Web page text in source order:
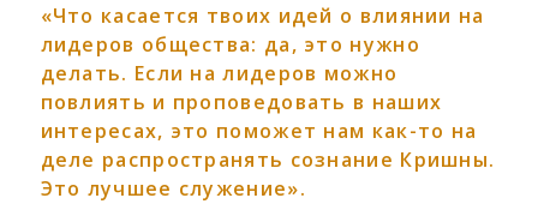
«Что касается твоих идей о влиянии на
лидеров общества: да, это нужно
делать. Если на лидеров можно
повлиять и проповедовать в наших
интересах, это поможет нам как-то на
деле распространять сознание Кришны.
Это лучшее служение».